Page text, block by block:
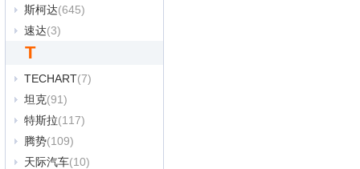
斯柯达(645)
速达(3)
T
TECHART(7)
坦克(91)
特斯拉(117)
腾势(109)
天际汽车(10)